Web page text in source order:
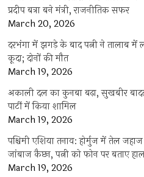
प्रदीप बत्रा बने मंत्री, राजनीतिक सफर
March 20, 2026
दरभंगा में झगड़े के बाद पत्नी ने तालाब में
कूदा; दोनों की मौत
March 19, 2026
अकाली दल का कुनबा बढ़ा, सुखबीर
पार्टी में किया शामिल
March 19, 2026
पश्चिमी एशिया तनाव: होर्मुज में तेल
जांबाज कैप्टन, पत्नी को फोन पर बताए
March 19, 2026